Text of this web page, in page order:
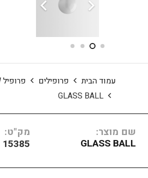
עמוד הבית פרופילים פרופיל FLOW
GLASS BALL
שם מוצר:
GLASS BALL
מק"ט:
15385